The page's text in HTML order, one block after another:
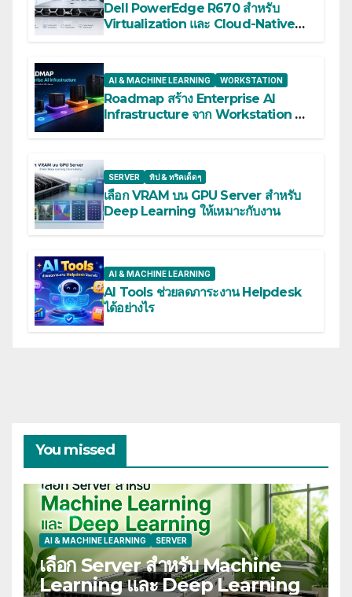
Dell PowerEdge R670 สำหรับ
Virtualization และ Cloud-Native
AI & MACHINE LEARNING WORKSTATION
Roadmap สร้าง Enterprise AI
Infrastructure จาก Workstation สู่
SERVER ทิป & ทริคเด็ดๆ
เลือก VRAM บน GPU Server สำหรับ
Deep Learning ให้เหมาะกับงาน
AI & MACHINE LEARNING
AI Tools ช่วยลดภาระงาน Helpdesk
ได้อย่างไร
You missed
AI & MACHINE LEARNING SERVER
เลือก Server สำหรับ Machine
Learning และ Deep Learning